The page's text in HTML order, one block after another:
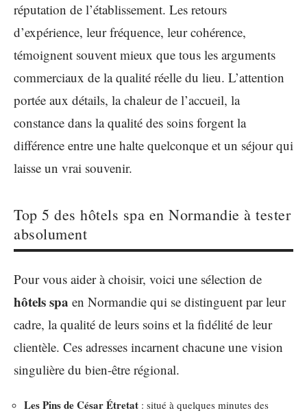
réputation de l’établissement. Les retours
d’expérience, leur fréquence, leur cohérence,
témoignent souvent mieux que tous les arguments
commerciaux de la qualité réelle du lieu. L’attention
portée aux détails, la chaleur de l’accueil, la
constance dans la qualité des soins forgent la
différence entre une halte quelconque et un séjour qui
laisse un vrai souvenir.
Top 5 des hôtels spa en Normandie à tester
absolument
Pour vous aider à choisir, voici une sélection de
hôtels spa en Normandie qui se distinguent par leur
cadre, la qualité de leurs soins et la fidélité de leur
clientèle. Ces adresses incarnent chacune une vision
singulière du bien-être régional.
Les Pins de César Étretat : situé à quelques minutes des